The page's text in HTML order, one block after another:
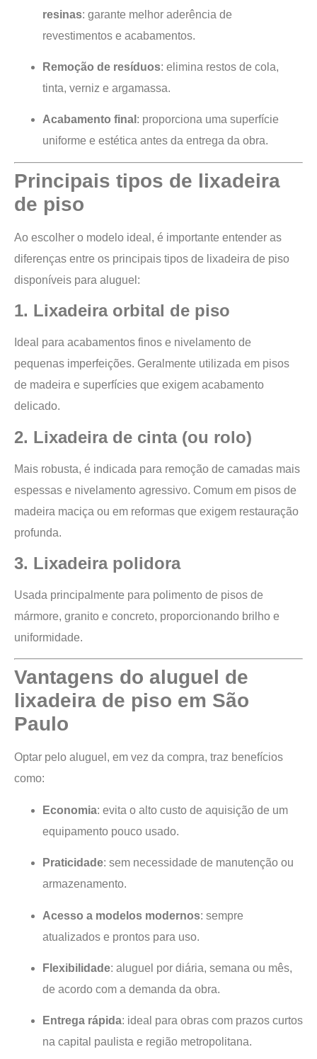
resinas: garante melhor aderência de
revestimentos e acabamentos.
Remoção de resíduos: elimina restos de cola,
tinta, verniz e argamassa.
Acabamento final : proporciona uma superfície
uniforme e estética antes da entrega da obra.
Principais tipos de lixadeira
de piso
Ao escolher o modelo ideal, é importante entender as
diferenças entre os principais tipos de lixadeira de piso
disponíveis para aluguel:
1. Lixadeira orbital de piso
Ideal para acabamentos finos e nivelamento de
pequenas imperfeições. Geralmente utilizada em pisos
de madeira e superfícies que exigem acabamento
delicado.
2. Lixadeira de cinta (ou rolo)
Mais robusta, é indicada para remoção de camadas mais
espessas e nivelamento agressivo. Comum em pisos de
madeira maciça ou em reformas que exigem restauração
profunda.
3. Lixadeira polidora
Usada principalmente para polimento de pisos de
mármore, granito e concreto, proporcionando brilho e
uniformidade.
Vantagens do aluguel de
lixadeira de piso em São
Paulo
Optar pelo aluguel, em vez da compra, traz benefícios
como:
Economia: evita o alto custo de aquisição de um
equipamento pouco usado.
Praticidade: sem necessidade de manutenção ou
armazenamento.
Acesso a modelos modernos: sempre
atualizados e prontos para uso.
Flexibilidade: aluguel por diária, semana ou mês,
de acordo com a demanda da obra.
Entrega rápida: ideal para obras com prazos curtos
na capital paulista e região metropolitana.